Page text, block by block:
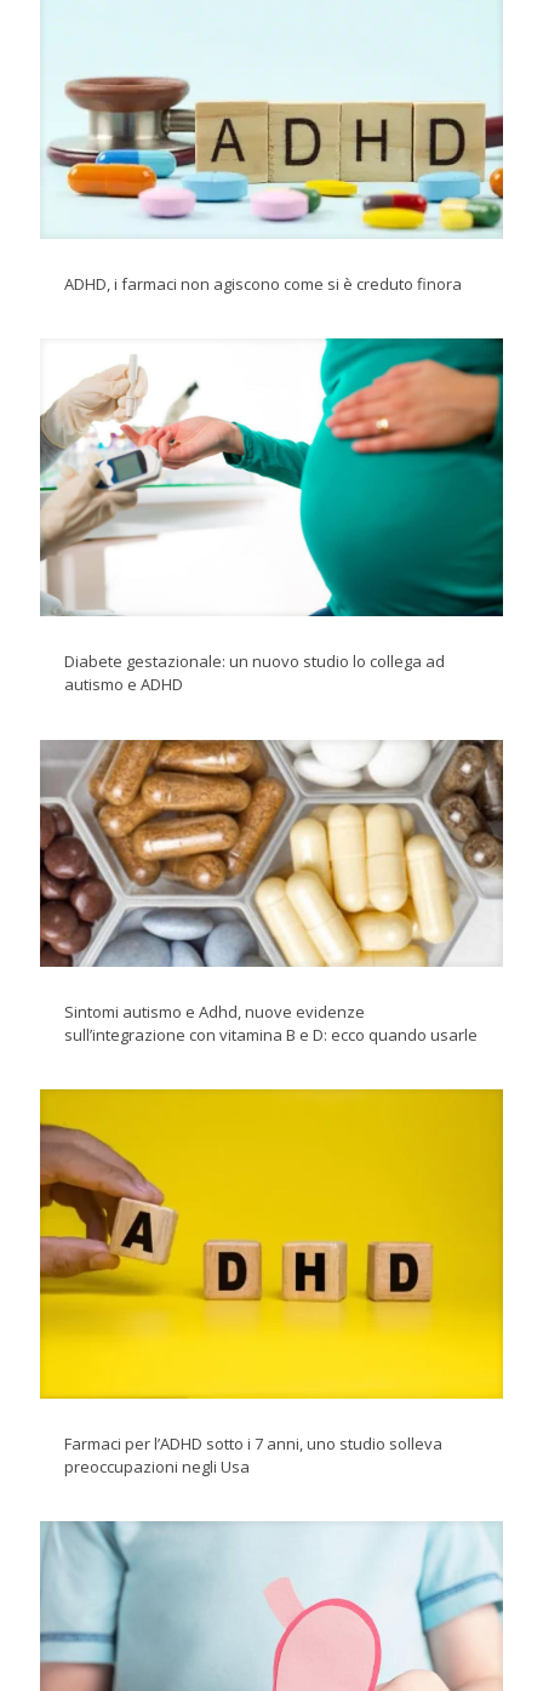
ADHD, i farmaci non agiscono come si è creduto finora
Diabete gestazionale: un nuovo studio lo collega ad
autismo e ADHD
Sintomi autismo e Adhd, nuove evidenze
sull’integrazione con vitamina B e D: ecco quando usarle
Farmaci per l’ADHD sotto i 7 anni, uno studio solleva
preoccupazioni negli Usa